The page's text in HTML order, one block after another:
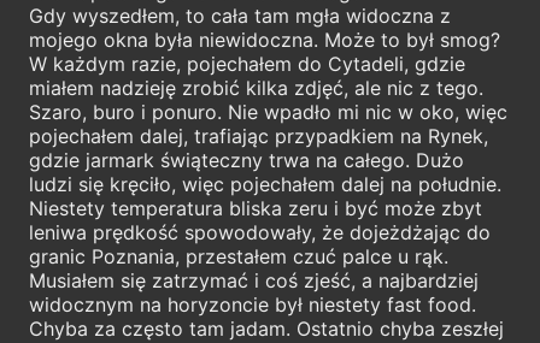
Gdy wyszedłem, to cała tam mgła widoczna z
mojego okna była niewidoczna. Może to był smog?
W każdym razie, pojechałem do Cytadeli, gdzie
miałem nadzieję zrobić kilka zdjęć, ale nic z tego.
Szaro, buro i ponuro. Nie wpadło mi nic w oko, więc
pojechałem dalej, trafiając przypadkiem na Rynek,
gdzie jarmark świąteczny trwa na całego. Dużo
ludzi się kręciło, więc pojechałem dalej na południe.
Niestety temperatura bliska zeru i być może zbyt
leniwa prędkość spowodowały, że dojeżdżając do
granic Poznania, przestałem czuć palce u rąk.
Musiałem się zatrzymać i coś zjeść, a najbardziej
widocznym na horyzoncie był niestety fast food.
Chyba za często tam jadam. Ostatnio chyba zeszłej